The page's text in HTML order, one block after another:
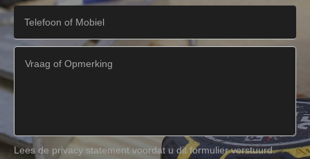
Lees de privacy statement voordat u dit formulier verstuurd.